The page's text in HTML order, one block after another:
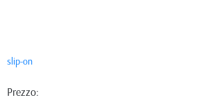
slip-on
Prezzo: